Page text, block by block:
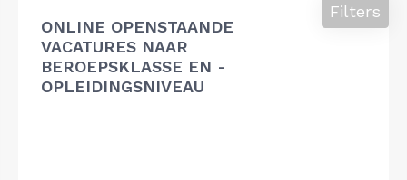
ONLINE OPENSTAANDE
VACATURES NAAR
BEROEPSKLASSE EN -
OPLEIDINGSNIVEAU
Filters